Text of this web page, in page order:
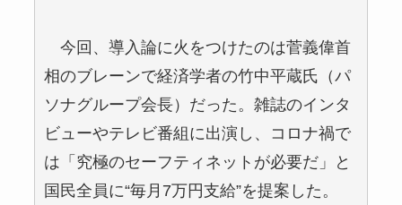
今回、導入論に火をつけたのは菅義偉首
相のブレーンで経済学者の竹中平蔵氏（パ
ソナグループ会長）だった。雑誌のインタ
ビューやテレビ番組に出演し、コロナ禍で
は「究極のセーフティネットが必要だ」と
国民全員に“毎月7万円支給”を提案した。